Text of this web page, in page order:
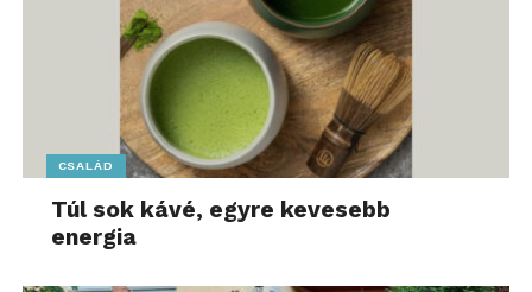
CSALÁD
Túl sok kávé, egyre kevesebb
energia